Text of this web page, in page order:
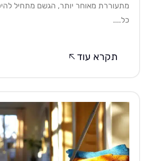
מאוחר יותר, הגשם מתחיל להיכנס דרך
תקרא עוד